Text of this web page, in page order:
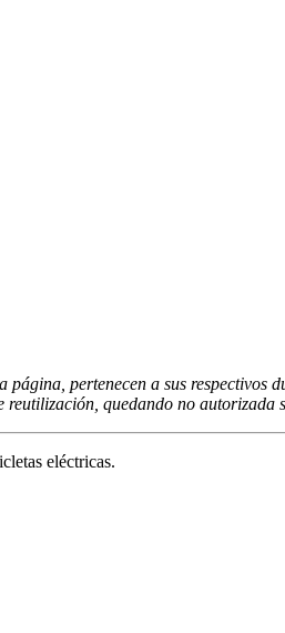
pertenecen a sus
quedando no
eléctricas.